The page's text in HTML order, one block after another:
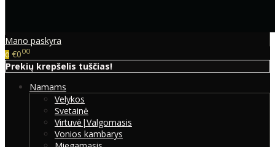
Mano paskyra
0 €000
Prekių krepšelis tuščias!
Namams
Velykos
Svetainė
Virtuvė|Valgomasis
Vonios kambarys